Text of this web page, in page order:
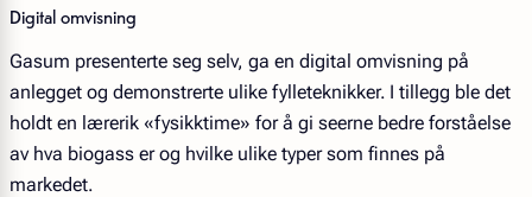
Digital omvisning
Gasum presenterte seg selv, ga en digital omvisning på
anlegget og demonstrerte ulike fylleteknikker. I tillegg ble det
holdt en lærerik «fysikktime» for å gi seerne bedre forståelse
av hva biogass er og hvilke ulike typer som finnes på
markedet.